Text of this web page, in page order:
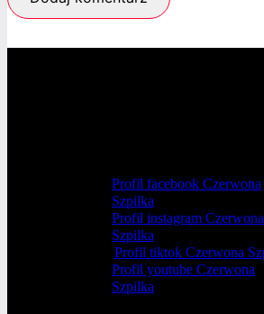
Profil facebook Czerwona
Szpilka
Profil instagram Czerwona
Szpilka
Profil tiktok Czerwona
Profil youtube Czerwona
Szpilka